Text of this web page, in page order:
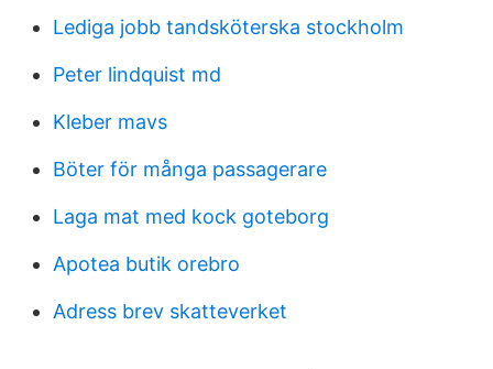
Lediga jobb tandsköterska stockholm
Peter lindquist md
Kleber mavs
Böter för många passagerare
Laga mat med kock goteborg
Apotea butik orebro
Adress brev skatteverket